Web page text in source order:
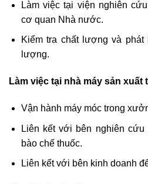
Làm việc tại viện nghiên
cơ quan Nhà nước.
Kiểm tra chất lượng và phát
lượng.
Làm việc tại nhà máy sản xuất
Vận hành máy móc trong
Liên kết với bên nghiên cứu
bào chế thuốc.
Liên kết với bên kinh doanh